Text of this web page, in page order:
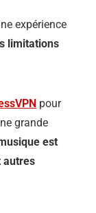
expérience
limitations
pour
grande
est
autres